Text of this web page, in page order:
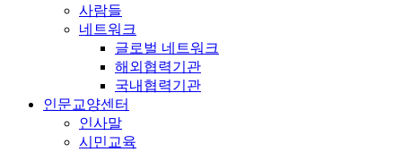
사람들
네트워크
글로벌 네트워크
해외협력기관
국내협력기관
인문교양센터
인사말
시민교육